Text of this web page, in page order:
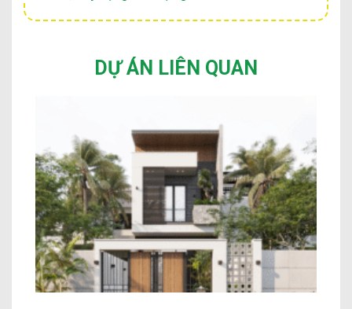
DỰ ÁN LIÊN QUAN
Nhà 2 Tầng Hiện Đại